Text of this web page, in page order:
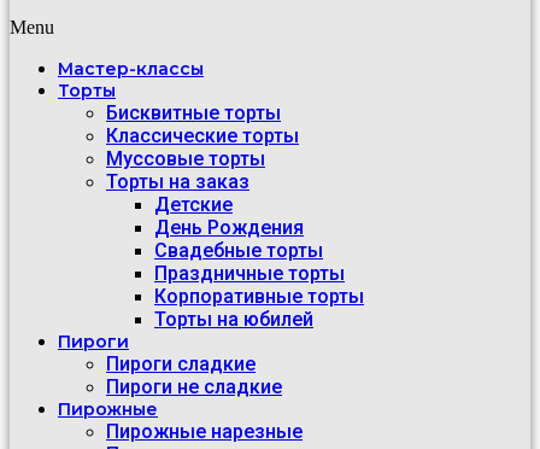
Menu
Мастер-классы
Торты
Бисквитные торты
Классические торты
Муссовые торты
Торты на заказ
Детские
День Рождения
Свадебные торты
Праздничные торты
Корпоративные торты
Торты на юбилей
Пироги
Пироги сладкие
Пироги не сладкие
Пирожные
Пирожные нарезные